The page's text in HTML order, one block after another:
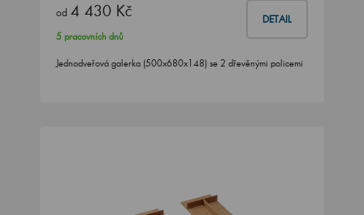
od 4 430 Kč DETAIL
5 pracovních dnů
Jednodveřová galerka (500x680x148) se 2 dřevěnými policemi